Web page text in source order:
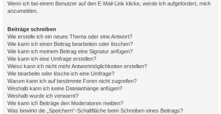
Wenn ich bei einem Benutzer auf den E-Mail-Link klicke, werde ich aufgefordert, mich
anzumelden.
Beiträge schreiben
Wie erstelle ich ein neues Thema oder eine Antwort?
Wie kann ich einen Beitrag bearbeiten oder löschen?
Wie kann ich meinem Beitrag eine Signatur anfügen?
Wie kann ich eine Umfrage erstellen?
Wieso kann ich nicht mehr Antwortmöglichkeiten erstellen?
Wie bearbeite oder lösche ich eine Umfrage?
Warum kann ich auf bestimmte Foren nicht zugreifen?
Weshalb kann ich keine Dateianhänge anfügen?
Weshalb wurde ich verwarnt?
Wie kann ich Beiträge den Moderatoren melden?
Was bewirkt die „Speichern“-Schaltfläche beim Schreiben eines Beitrags?